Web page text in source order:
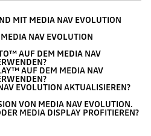
MIT MEDIA NAV EVOLUTION
NAV EVOLUTION
AUF DEM MEDIA NAV
AUF DEM MEDIA NAV
EVOLUTION AKTUALISIEREN?
VON MEDIA NAV EVOLUTION.
MEDIA DISPLAY PROFITIEREN?